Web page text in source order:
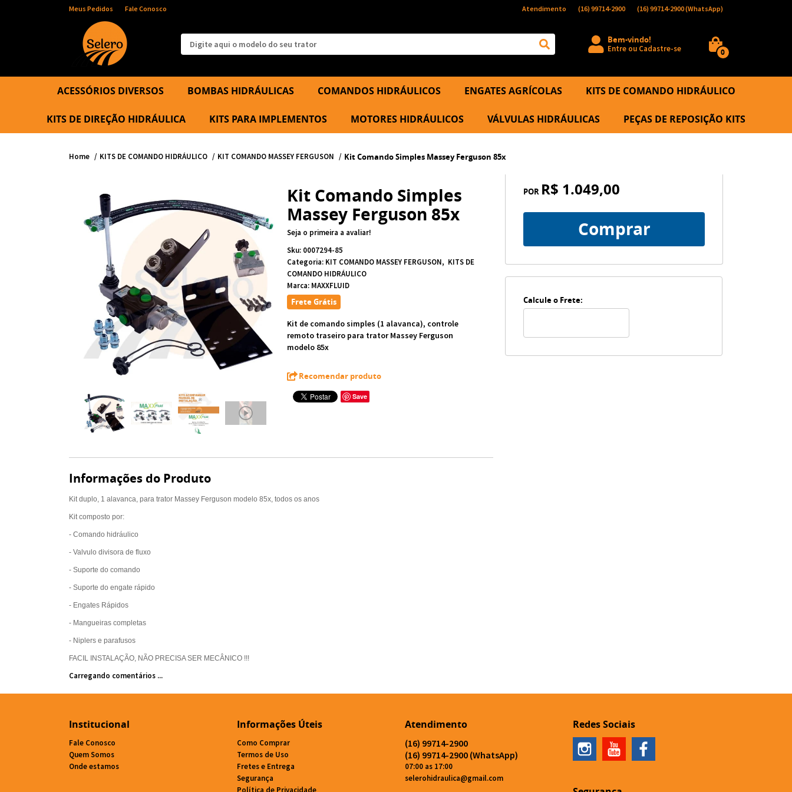
Meus Pedidos Fale Conosco Atendimento (16)99714-2900 (16)99714-2900(WhatsApp)
Bem-vindo!
Entre ou Cadastre-se 0
ACESSÓRIOS DIVERSOS BOMBAS HIDRÁULICAS COMANDOS HIDRÁULICOS ENGATES AGRÍCOLAS KITS DE COMANDO HIDRÁULICO
KITS DE DIREÇÃO HIDRÁULICA KITS PARA IMPLEMENTOS MOTORES HIDRÁULICOS VÁLVULAS HIDRÁULICAS PEÇAS DE REPOSIÇÃO KITS
Home KITS DE COMANDO HIDRÁULICO KIT COMANDO MASSEY FERGUSON Kit Comando Simples Massey Ferguson 85x
Kit Comando Simples
Massey Ferguson 85x
Seja o primeira a avaliar!
Sku: 0007294-85
Categoria: KIT COMANDO MASSEY FERGUSON
KITS DE
COMANDO HIDRÁULICO
Marca: MAXXFLUID
Frete Grátis
Kit de comando simples (1 alavanca), controle
remoto traseiro para trator Massey Ferguson
modelo 85x
Recomendar produto
Save
POR R$ 1.049,00
Comprar
Calcule o Frete:
Informações do Produto
Kit duplo, 1 alavanca, para trator Massey Ferguson modelo 85x, todos os anos
Kit composto por:
- Comando hidráulico
- Valvulo divisora de fluxo
- Suporte do comando
- Suporte do engate rápido
- Engates Rápidos
- Mangueiras completas
- Niplers e parafusos
FACIL INSTALAÇÃO, NÃO PRECISA SER MECÂNICO !!!
Carregando comentários ...
Institucional
Fale Conosco
Quem Somos
Onde estamos
Informações Úteis
Como Comprar
Termos de Uso
Fretes e Entrega
Segurança
Política de Privacidade
Atendimento
(16) 99714-2900
(16) 99714-2900 (WhatsApp)
07:00 as 17:00
selerohidraulica@gmail.com
Redes Sociais